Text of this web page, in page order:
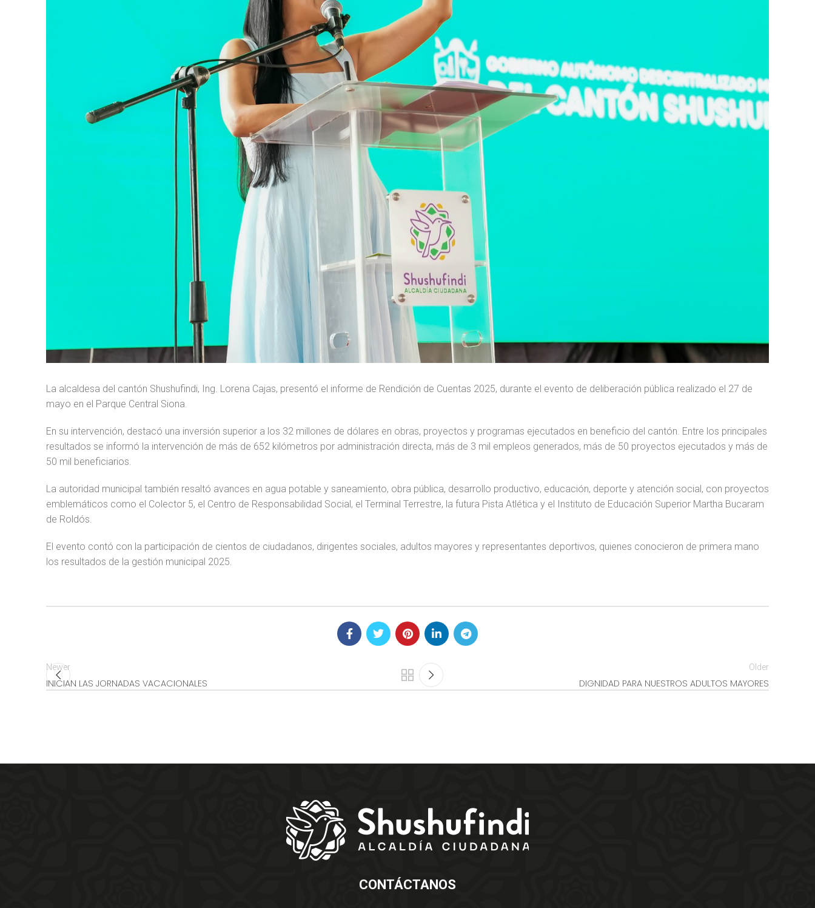
La alcaldesa del cantón Shushufindi, Ing. Lorena Cajas, presentó el informe de Rendición de Cuentas 2025, durante el evento de deliberación pública realizado el 27 de
mayo en el Parque Central Siona.
En su intervención, destacó una inversión superior a los 32 millones de dólares en obras, proyectos y programas ejecutados en beneficio del cantón. Entre los principales
resultados se informó la intervención de más de 652 kilómetros por administración directa, más de 3 mil empleos generados, más de 50 proyectos ejecutados y más de
50 mil beneficiarios.
La autoridad municipal también resaltó avances en agua potable y saneamiento, obra pública, desarrollo productivo, educación, deporte y atención social, con proyectos
emblemáticos como el Colector 5, el Centro de Responsabilidad Social, el Terminal Terrestre, la futura Pista Atlética y el Instituto de Educación Superior Martha Bucaram
de Roldós.
El evento contó con la participación de cientos de ciudadanos, dirigentes sociales, adultos mayores y representantes deportivos, quienes conocieron de primera mano
los resultados de la gestión municipal 2025.
Newer
INICIAN LAS JORNADAS VACACIONALES
Older
DIGNIDAD PARA NUESTROS ADULTOS MAYORES
CONTÁCTANOS